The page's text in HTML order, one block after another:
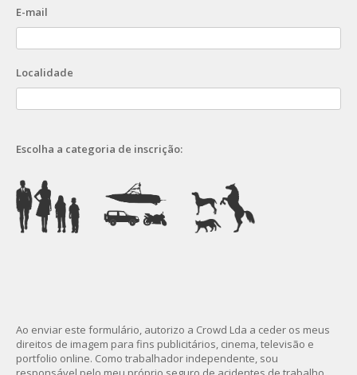
E-mail
Localidade
Escolha a categoria de inscrição:
Ao enviar este formulário, autorizo a Crowd Lda a ceder os meus
direitos de imagem para fins publicitários, cinema, televisão e
portfolio online. Como trabalhador independente, sou